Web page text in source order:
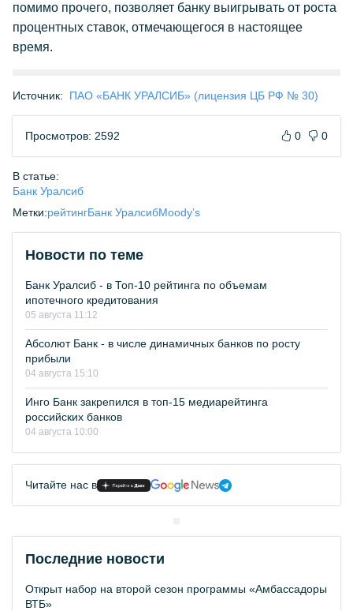
помимо прочего, позволяет банку выигрывать от роста
процентных ставок, отмечающегося в настоящее
время.
Источник: ПАО «БАНК УРАЛСИБ» (лицензия ЦБ РФ № 30)
Просмотров: 2592 0 0
В статье:
Банк Уралсиб
Метки:рейтингБанк УралсибMoody’s
Новости по теме
Банк Уралсиб - в Топ-10 рейтинга по объемам
ипотечного кредитования
05 августа 11:12
Абсолют Банк - в числе динамичных банков по росту
прибыли
04 августа 15:10
Инго Банк закрепился в топ-15 медиарейтинга
российских банков
04 августа 10:00
Читайте нас в
Последние новости
Открыт набор на второй сезон программы «Амбассадоры
ВТБ»